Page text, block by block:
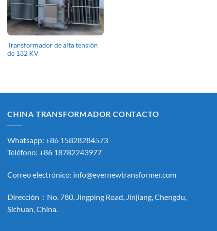
Transformador de alta tensión
de 132 KV
CHINA TRANSFORMADOR CONTACTO
Whatsapp: +86 15828284573
Teléfono: +86 18782243977
Correo electrónico: info@evernewtransformer.com
Dirección：No. 780, Jingping Road, Jinjiang, Chengdu,
Sichuan, China.